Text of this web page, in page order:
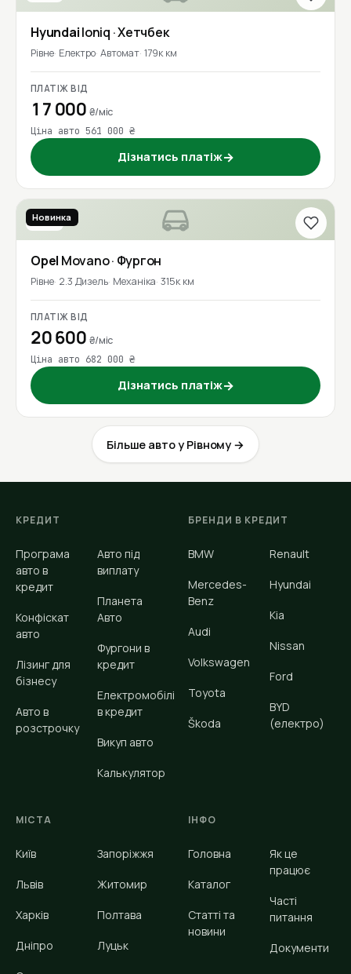
HyundaiIoniq · Хетчбек
Рівне Електро Автомат 179к км
ПЛАТІЖ ВІД
17 000 ₴/міс
Ціна авто 561 000 ₴
Дізнатись платіж→
2017
Новинка
Opel Movano· Фургон
Рівне 2.3 Дизель Механіка 315к км
ПЛАТІЖ ВІД
20 600 ₴/міс
Ціна авто 682 000 ₴
Дізнатись платіж→
Більше авто у Рівному →
КРЕДИТ
Програма
авто в
кредит
Конфіскат
авто
Лізинг для
бізнесу
Авто в
розстрочку
Авто під
виплату
Планета
Авто
Фургони в
кредит
Електромобілі
в кредит
Викуп авто
Калькулятор
БРЕНДИ В КРЕДИТ
BMW
Mercedes-
Benz
Audi
Volkswagen
Toyota
Škoda
Renault
Hyundai
Kia
Nissan
Ford
BYD
(електро)
МІСТА
Київ
Львів
Харків
Дніпро
Запоріжжя
Житомир
Полтава
Луцьк
ІНФО
Головна
Каталог
Статті та
новини
Як це
працює
Часті
питання
Документи